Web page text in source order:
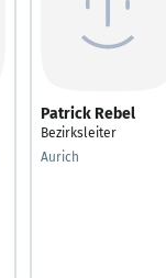
Patrick Rebel
Bezirksleiter
Aurich